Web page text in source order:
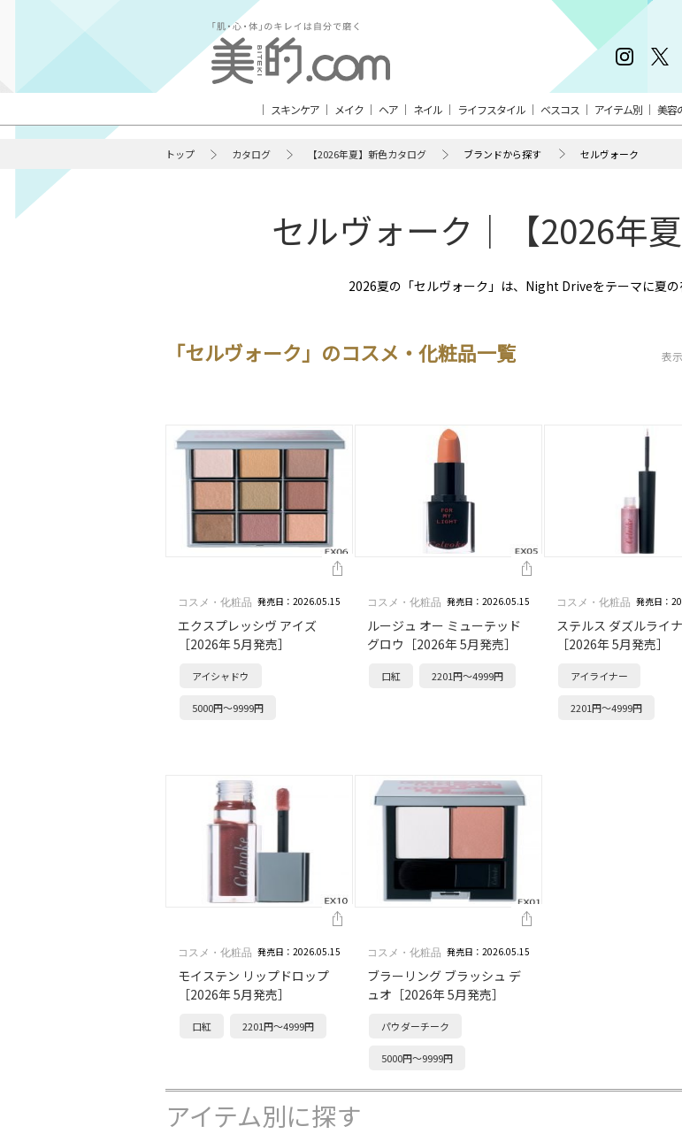
スキンケア メイク ヘア ネイル ライフスタイル ベスコス アイテム別 美容
トップ カタログ 【2026年夏】新色カタログ ブランドから探す セルヴォーク
セルヴォーク｜【2026年
2026夏の「セルヴォーク」は、Night Driveをテーマに夏
「セルヴォーク」のコスメ・化粧品一覧 表
コスメ・化粧品 発売日：2026.05.15
エクスプレッシヴ アイズ
［2026年 5月発売］
アイシャドウ
5000円～9999円
コスメ・化粧品 発売日：2026.05.15
ルージュ オー ミューテッド
グロウ［2026年 5月発売］
口紅 2201円～4999円
コスメ・化粧品 発売日：
ステルス ダズルライ
［2026年 5月発売］
アイライナー
2201円～4999円
コスメ・化粧品 発売日：2026.05.15
モイステン リップドロップ
［2026年 5月発売］
口紅 2201円～4999円
コスメ・化粧品 発売日：2026.05.15
ブラーリング ブラッシュ デ
ュオ［2026年 5月発売］
パウダーチーク
5000円～9999円
アイテム別に探す